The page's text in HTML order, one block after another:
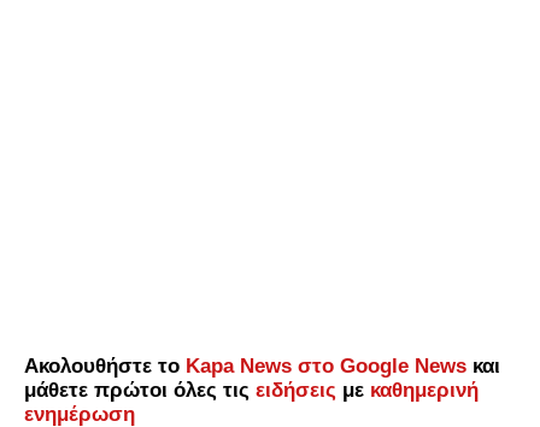
Ακολουθήστε το Kapa News στο Google News και
μάθετε πρώτοι όλες τις ειδήσεις με καθημερινή
ενημέρωση